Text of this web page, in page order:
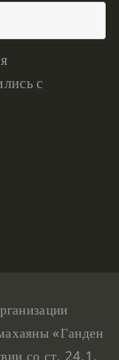
с
«Ганден
со ст. 24.1,